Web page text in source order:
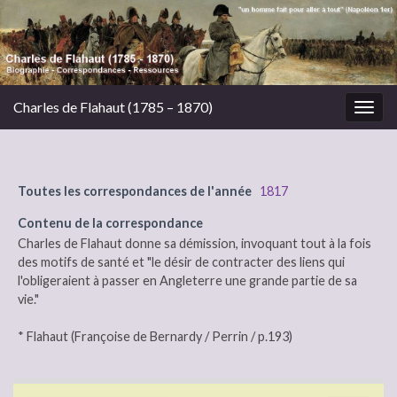
Charles de Flahaut (1785 – 1870)
Toutes les correspondances de l'année 1817
Contenu de la correspondance
Charles de Flahaut donne sa démission, invoquant tout à la fois
des motifs de santé et "le désir de contracter des liens qui
l'obligeraient à passer en Angleterre une grande partie de sa
vie."
* Flahaut (Françoise de Bernardy / Perrin / p.193)